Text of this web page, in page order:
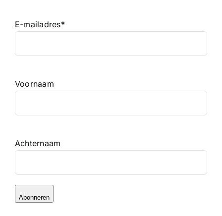
E-mailadres*
Voornaam
Achternaam
Abonneren